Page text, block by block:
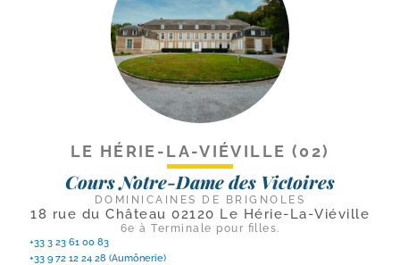
LE HÉRIE-LA-VIÉVILLE (02)
Cours Notre-Dame des Victoires
DOMINICAINES DE BRIGNOLES
18 rue du Château 02120 Le Hérie-La-Viéville
6e à Terminale pour filles.
+33 3 23 61 00 83
+33 9 72 12 24 28 (Aumônerie)